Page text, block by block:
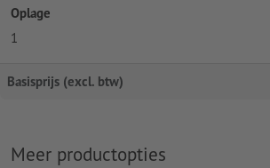
Oplage
1
Basisprijs (excl. btw)
Meer productopties